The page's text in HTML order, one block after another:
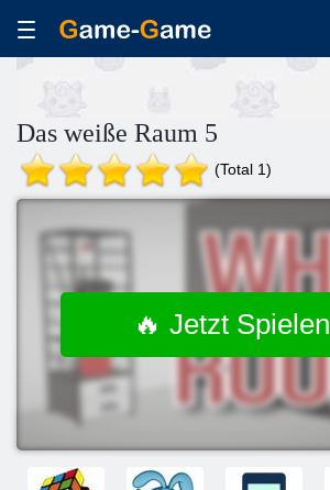
Das weiße Raum 5
(Total 1)
🔥 Jetzt Spielen